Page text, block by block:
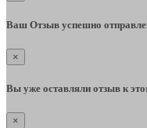
Ваш Отзыв успешно
×
Вы уже оставляли отзыв к
×